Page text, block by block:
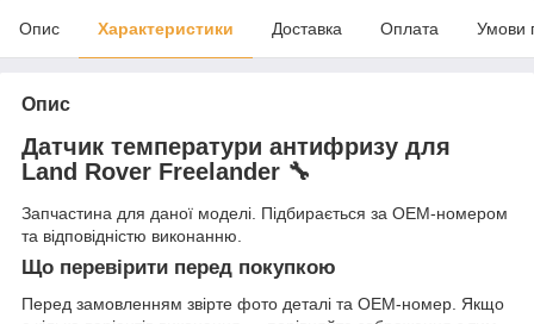
Опис Характеристики Доставка Оплата Умови
Опис
Датчик температури антифризу для
Land Rover Freelander 🔧
Запчастина для даної моделі. Підбирається за OEM-номером
та відповідністю виконанню.
Що перевірити перед покупкою
Перед замовленням звірте фото деталі та OEM-номер. Якщо